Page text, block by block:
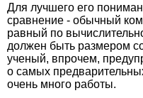
Для лучшего его
сравнение - обычный
равный по
должен быть размером
ученый, впрочем,
о самых
очень много работы.